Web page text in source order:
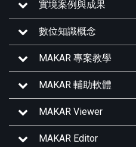
實境案例與成果
數位知識概念
MAKAR 專案教學
MAKAR 輔助軟體
MAKAR Viewer
MAKAR Editor